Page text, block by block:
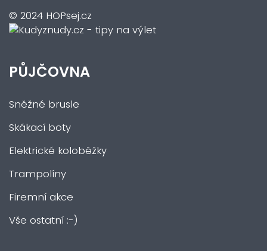
© 2024 HOPsej.cz
PŮJČOVNA
Sněžné brusle
Skákací boty
Elektrické koloběžky
Trampolíny
Firemní akce
Vše ostatní :-)